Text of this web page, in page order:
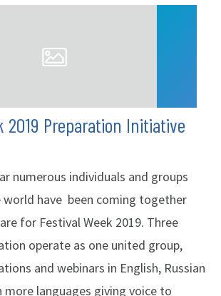
2019 Preparation Initiative
numerous individuals and groups
have been coming together
for Festival Week 2019. Three
operate as one united group,
and webinars in English, Russian
more languages giving voice to